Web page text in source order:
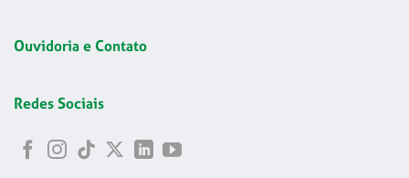
Ouvidoria e Contato
Redes Sociais